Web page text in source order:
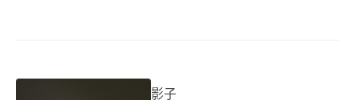
色。在小時候玩耍時，你我都熟
影子